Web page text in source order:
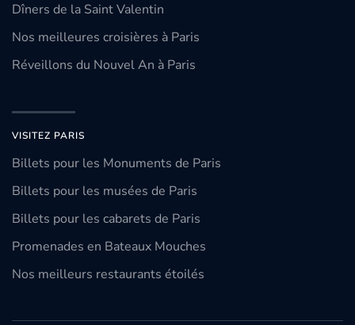
Dîners de la Saint Valentin
Nos meilleures croisières à Paris
Réveillons du Nouvel An à Paris
VISITEZ PARIS
Billets pour les Monuments de Paris
Billets pour les musées de Paris
Billets pour les cabarets de Paris
Promenades en Bateaux Mouches
Nos meilleurs restaurants étoilés